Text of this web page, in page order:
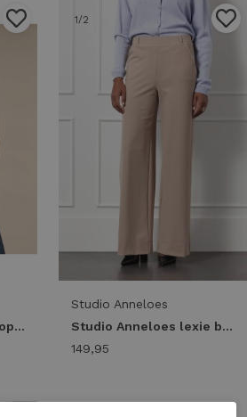
Studio Anneloes les top 94821 T-shirt Lange mouw 2200 latte
1/2
Studio Anneloes
Studio Anneloes lexie bonded trousers 94801 Broek 2200 latte
149,95